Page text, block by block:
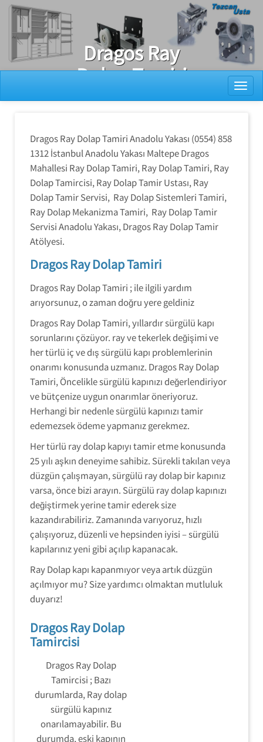
Ray Dolap Tamiri
Dragos Ray
Dolap Tamiri
Dragos Ray Dolap Tamiri Anadolu Yakası (0554) 858
1312 İstanbul Anadolu Yakası Maltepe Dragos
Mahallesi Ray Dolap Tamiri, Ray Dolap Tamiri, Ray
Dolap Tamircisi, Ray Dolap Tamir Ustası, Ray
Dolap Tamir Servisi, Ray Dolap Sistemleri Tamiri,
Ray Dolap Mekanizma Tamiri, Ray Dolap Tamir
Servisi Anadolu Yakası, Dragos Ray Dolap Tamir
Atölyesi.
Dragos Ray Dolap Tamiri
Dragos Ray Dolap Tamiri ; ile ilgili yardım
arıyorsunuz, o zaman doğru yere geldiniz
Dragos Ray Dolap Tamiri, yıllardır sürgülü kapı
sorunlarını çözüyor. ray ve tekerlek değişimi ve
her türlü iç ve dış sürgülü kapı problemlerinin
onarımı konusunda uzmanız. Dragos Ray Dolap
Tamiri, Öncelikle sürgülü kapınızı değerlendiriyor
ve bütçenize uygun onarımlar öneriyoruz.
Herhangi bir nedenle sürgülü kapınızı tamir
edemezsek ödeme yapmanız gerekmez.
Her türlü ray dolap kapıyı tamir etme konusunda
25 yılı aşkın deneyime sahibiz. Sürekli takılan veya
düzgün çalışmayan, sürgülü ray dolap bir kapınız
varsa, önce bizi arayın. Sürgülü ray dolap kapınızı
değiştirmek yerine tamir ederek size
kazandırabiliriz. Zamanında varıyoruz, hızlı
çalışıyoruz, düzenli ve hepsinden iyisi – sürgülü
kapılarınız yeni gibi açılıp kapanacak.
Ray Dolap kapı kapanmıyor veya artık düzgün
açılmıyor mu? Size yardımcı olmaktan mutluluk
duyarız!
Dragos Ray Dolap
Tamircisi
Dragos Ray Dolap
Tamircisi ; Bazı
durumlarda, Ray dolap
sürgülü kapınız
onarılamayabilir. Bu
durumda, eski kapının